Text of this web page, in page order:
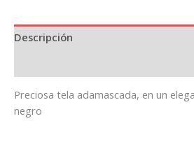
Descripción
Preciosa tela adamascada, en un
negro